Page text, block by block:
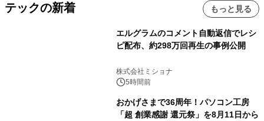
テックの新着 もっと見る
エルグラムのコメント自動返信でレシ
ピ配布、約298万回再生の事例公開
株式会社ミショナ
5時間前
おかげさまで36周年！パソコン工房
「超 創業感謝 還元祭」を8月11日から